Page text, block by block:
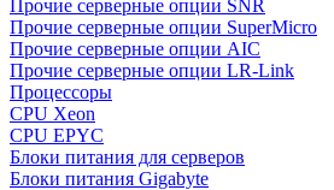
Прочие серверные опции SNR
Прочие серверные опции SuperMicro
Прочие серверные опции AIC
Прочие серверные опции LR-Link
Процессоры
CPU Xeon
CPU EPYC
Блоки питания для серверов
Блоки питания Gigabyte